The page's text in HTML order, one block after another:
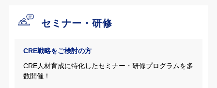
セミナー・研修
CRE戦略をご検討の方
CRE人材育成に特化したセミナー・研修プログラムを多
数開催！